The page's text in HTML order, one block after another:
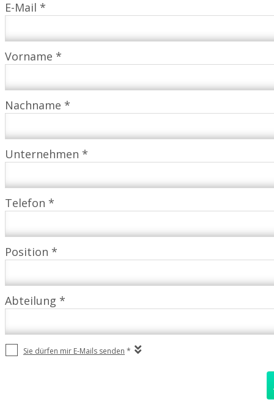
E-Mail *
Vorname *
Nachname *
Unternehmen *
Telefon *
Position *
Abteilung *
Sie dürfen mir E-Mails senden *